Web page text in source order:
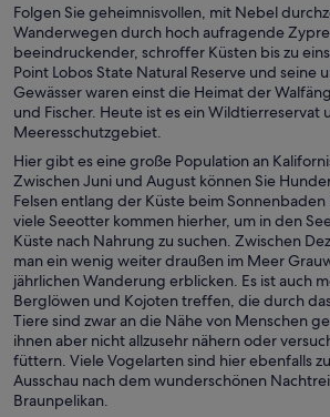
Folgen Sie geheimnisvollen, mit Nebel
Wanderwegen durch hoch aufragende
beeindruckender, schroffer Küsten bis zu
Point Lobos State Natural Reserve und seine
Gewässer waren einst die Heimat der
und Fischer. Heute ist es ein Wildtierreservat
Meeresschutzgebiet.
Hier gibt es eine große Population an
Zwischen Juni und August können Sie
Felsen entlang der Küste beim
viele Seeotter kommen hierher, um in den
Küste nach Nahrung zu suchen. Zwischen
man ein wenig weiter draußen im Meer
jährlichen Wanderung erblicken. Es ist auch
Berglöwen und Kojoten treffen, die durch
Tiere sind zwar an die Nähe von Menschen
ihnen aber nicht allzusehr nähern oder
füttern. Viele Vogelarten sind hier ebenfalls
Ausschau nach dem wunderschönen
Braunpelikan.